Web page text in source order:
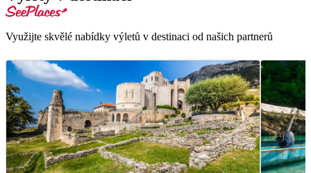
Využijte skvělé nabídky výletů v destinaci od našich partnerů